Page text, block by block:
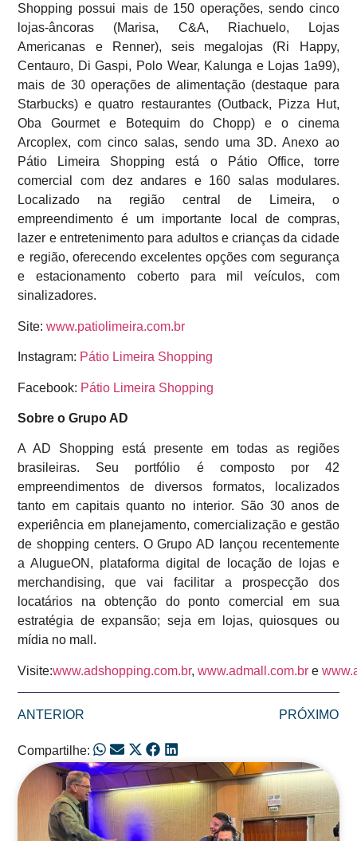
Shopping possui mais de 150 operações, sendo cinco
lojas-âncoras (Marisa, C&A, Riachuelo, Lojas
Americanas e Renner), seis megalojas (Ri Happy,
Centauro, Di Gaspi, Polo Wear, Kalunga e Lojas 1a99),
mais de 30 operações de alimentação (destaque para
Starbucks) e quatro restaurantes (Outback, Pizza Hut,
Oba Gourmet e Botequim do Chopp) e o cinema
Arcoplex, com cinco salas, sendo uma 3D. Anexo ao
Pátio Limeira Shopping está o Pátio Office, torre
comercial com dez andares e 160 salas modulares.
Localizado na região central de Limeira, o
empreendimento é um importante local de compras,
lazer e entretenimento para adultos e crianças da cidade
e região, oferecendo excelentes opções com segurança
e estacionamento coberto para mil veículos, com
sinalizadores.
Site:www.patiolimeira.com.br
Instagram: Pátio Limeira Shopping
Facebook: Pátio Limeira Shopping
Sobre o Grupo AD
A AD Shopping está presente em todas as regiões
brasileiras. Seu portfólio é composto por 42
empreendimentos de diversos formatos, localizados
tanto em capitais quanto no interior. São 30 anos de
experiência em planejamento, comercialização e gestão
de shopping centers. O Grupo AD lançou recentemente
a AlugueON, plataforma digital de locação de lojas e
merchandising, que vai facilitar a prospecção dos
locatários na obtenção do ponto comercial em sua
estratégia de expansão; seja em lojas, quiosques ou
mídia no mall.
Visite:www.adshopping.com.br,www.admall.com.br e
ANTERIOR PRÓXIMO
Compartilhe:
Posts Relacionados